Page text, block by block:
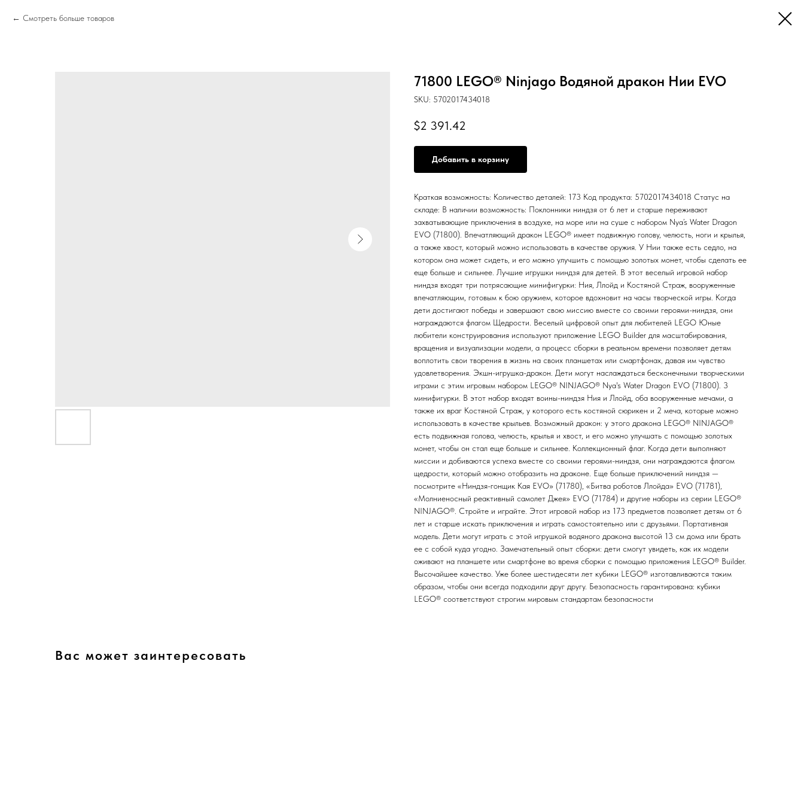
Смотреть больше товаров
71800 LEGO® Ninjago Водяной дракон Нии EVO
SKU: 5702017434018
$2 391.42
Добавить в корзину
Краткая возможность: Количество деталей: 173 Код продукта: 5702017434018 Статус на
складе: В наличии возможность: Поклонники ниндзя от 6 лет и старше переживают
захватывающие приключения в воздухе, на море или на суше с набором Nya’s Water Dragon
EVO (71800). Впечатляющий дракон LEGO® имеет подвижную голову, челюсть, ноги и крылья,
а также хвост, который можно использовать в качестве оружия. У Нии также есть седло, на
котором она может сидеть, и его можно улучшить с помощью золотых монет, чтобы сделать ее
еще больше и сильнее. Лучшие игрушки ниндзя для детей. В этот веселый игровой набор
ниндзя входят три потрясающие минифигурки: Ния, Ллойд и Костяной Страж, вооруженные
впечатляющим, готовым к бою оружием, которое вдохновит на часы творческой игры. Когда
дети достигают победы и завершают свою миссию вместе со своими героями-ниндзя, они
награждаются флагом Щедрости. Веселый цифровой опыт для любителей LEGO Юные
любители конструирования используют приложение LEGO Builder для масштабирования,
вращения и визуализации модели, а процесс сборки в реальном времени позволяет детям
воплотить свои творения в жизнь на своих планшетах или смартфонах, давая им чувство
удовлетворения. Экшн-игрушка-дракон. Дети могут наслаждаться бесконечными творческими
играми с этим игровым набором LEGO® NINJAGO® Nya's Water Dragon EVO (71800). 3
минифигурки. В этот набор входят воины-ниндзя Ния и Ллойд, оба вооруженные мечами, а
также их враг Костяной Страж, у которого есть костяной сюрикен и 2 меча, которые можно
использовать в качестве крыльев. Возможный дракон: у этого дракона LEGO® NINJAGO®
есть подвижная голова, челюсть, крылья и хвост, и его можно улучшать с помощью золотых
монет, чтобы он стал еще больше и сильнее. Коллекционный флаг. Когда дети выполняют
миссии и добиваются успеха вместе со своими героями-ниндзя, они награждаются флагом
щедрости, который можно отобразить на драконе. Еще больше приключений ниндзя —
посмотрите «Ниндзя-гонщик Кая EVO» (71780), «Битва роботов Ллойда» EVO (71781),
«Молниеносный реактивный самолет Джея» EVO (71784) и другие наборы из серии LEGO®
NINJAGO®. Стройте и играйте. Этот игровой набор из 173 предметов позволяет детям от 6
лет и старше искать приключения и играть самостоятельно или с друзьями. Портативная
модель. Дети могут играть с этой игрушкой водяного дракона высотой 13 см дома или брать
ее с собой куда угодно. Замечательный опыт сборки: дети смогут увидеть, как их модели
оживают на планшете или смартфоне во время сборки с помощью приложения LEGO® Builder.
Высочайшее качество. Уже более шестидесяти лет кубики LEGO® изготавливаются таким
образом, чтобы они всегда подходили друг другу. Безопасность гарантирована: кубики
LEGO® соответствуют строгим мировым стандартам безопасности
Вас может заинтересовать